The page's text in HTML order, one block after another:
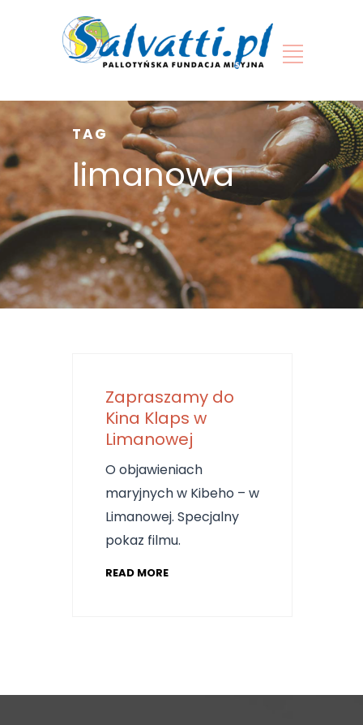
TAG
limanowa
Zapraszamy do
Kina Klaps w
Limanowej
O objawieniach
maryjnych w Kibeho – w
Limanowej. Specjalny
pokaz filmu.
READ MORE